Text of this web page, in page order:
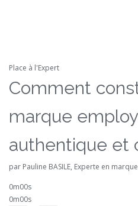
Place à l'Expert
Comment
marque
authentique et
par Pauline BASILE, Experte en
0m00s
0m00s